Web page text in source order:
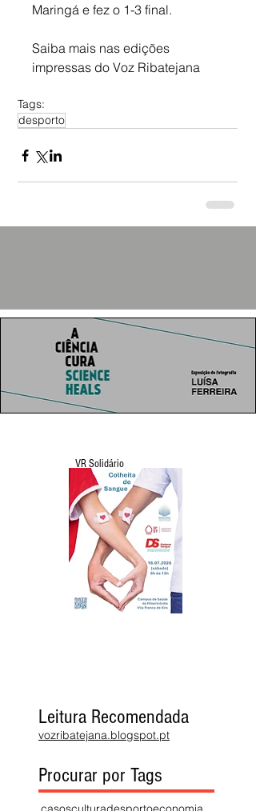
Maringá e fez o 1-3 final.
Saiba mais nas edições
impressas do Voz Ribatejana
Tags:
desporto
VR Solidário
Leitura Recomendada
vozribatejana.blogspot.pt
Procurar por Tags